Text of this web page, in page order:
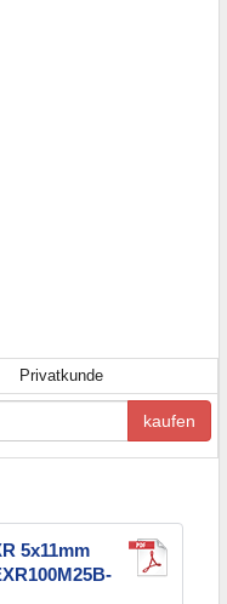
Privatkunde
kaufen
5x11mm